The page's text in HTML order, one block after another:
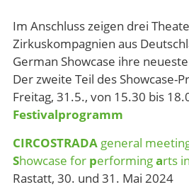
Im Anschluss zeigen drei
Zirkuskompagnien aus
German Showcase ihre
Der zweite Teil des Showcase-
Freitag, 31.5., von 15.30 bis
Festivalprogramm
CIRCOSTRADA general
Showcase for performingarts in
Rastatt, 30. und 31. Mai 2024